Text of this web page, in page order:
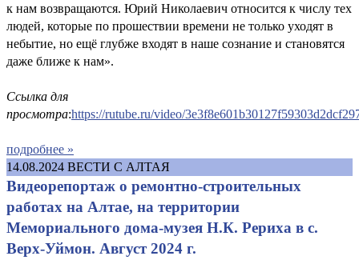
к нам возвращаются. Юрий Николаевич относится к числу тех
людей, которые по прошествии времени не только уходят в
небытие, но ещё глубже входят в наше сознание и становятся
даже ближе к нам».
Ссылка для
просмотра:https://rutube.ru/video/
подробнее »
14.08.2024 ВЕСТИ С АЛТАЯ
Видеорепортаж о ремонтно-строительных
работах на Алтае, на территории
Мемориального дома-музея Н.К. Рериха в с.
Верх-Уймон. Август 2024 г.